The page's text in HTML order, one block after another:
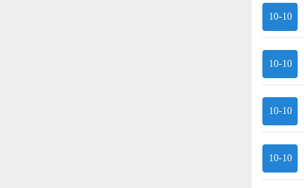
10-10
10-10
10-10
10-10